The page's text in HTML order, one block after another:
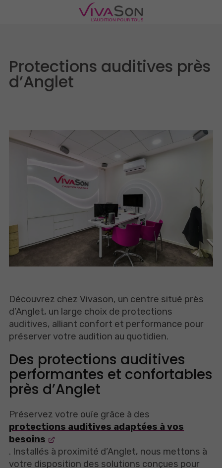
Protections auditives près
d’Anglet
Découvrez chez Vivason, un centre situé près
d’Anglet, un large choix de protections
auditives, alliant confort et performance pour
préserver votre audition au quotidien.
Des protections auditives
performantes et confortables
près d’Anglet
Préservez votre ouïe grâce à des
protections auditives adaptées à vos
besoins
. Installés à proximité d’Anglet, nous mettons à
votre disposition des solutions conçues pour